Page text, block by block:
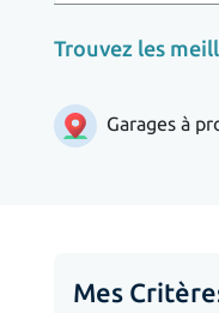
Trouvez les
Garages à
Mes